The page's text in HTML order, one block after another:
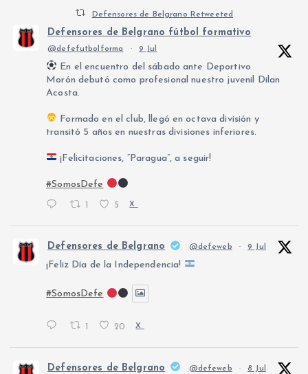
Defensores de Belgrano Retweeted
Defensores de Belgrano fútbol formativo
@defefutbolforma · 9 Jul
En el encuentro del sábado ante Deportivo
Morón debutó como profesional nuestro juvenil Dilan
Acosta.
Formado en el club, llegó en octava división y
transitó 5 años en nuestras divisiones inferiores.
¡Felicitaciones, “Paragua”, a seguir!
#SomosDefe
1 5 X
Defensores de Belgrano @defeweb · 9 Jul
¡Feliz Día de la Independencia!
#SomosDefe
1 20 X
Defensores de Belgrano @defeweb · 8 Jul